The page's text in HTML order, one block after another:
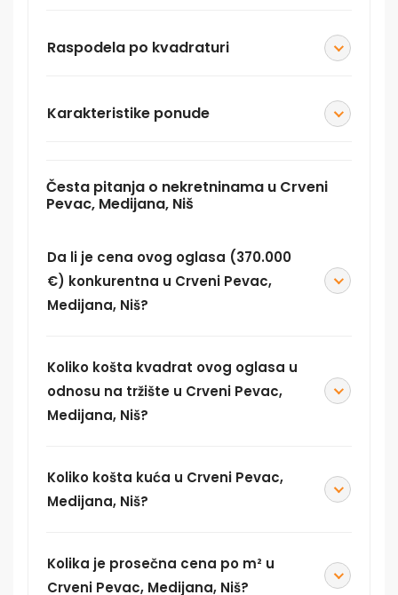
Raspodela po kvadraturi
Karakteristike ponude
Česta pitanja o nekretninama u Crveni
Pevac, Medijana, Niš
Da li je cena ovog oglasa (370.000
€) konkurentna u Crveni Pevac,
Medijana, Niš?
Koliko košta kvadrat ovog oglasa u
odnosu na tržište u Crveni Pevac,
Medijana, Niš?
Koliko košta kuća u Crveni Pevac,
Medijana, Niš?
Kolika je prosečna cena po m² u
Crveni Pevac, Medijana, Niš?